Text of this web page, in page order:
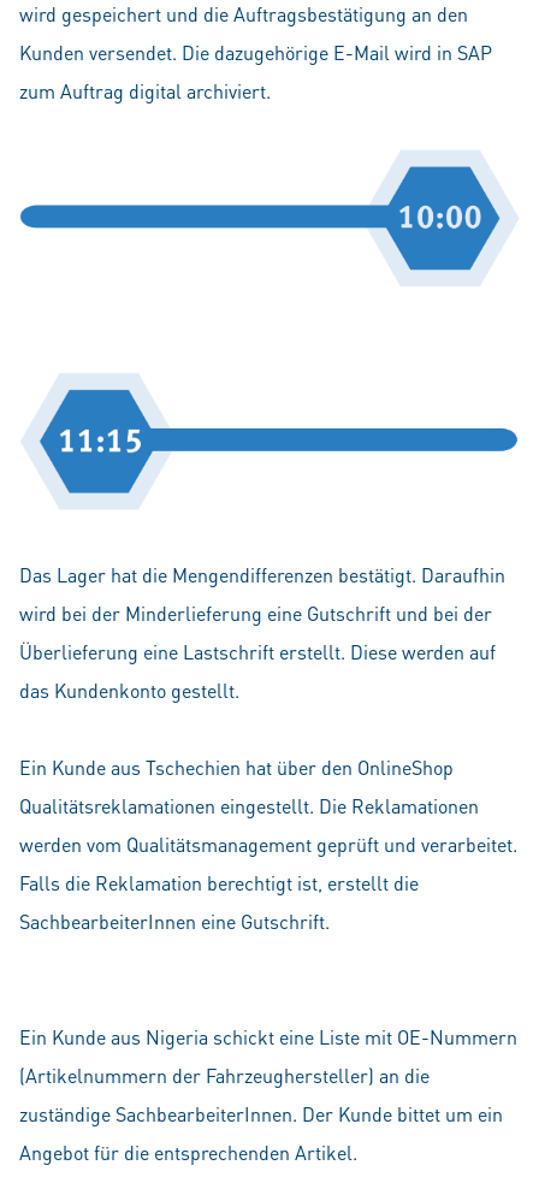
wird gespeichert und die Auftragsbestätigung an den
Kunden versendet. Die dazugehörige E-Mail wird in SAP
zum Auftrag digital archiviert.
Das Lager hat die Mengendifferenzen bestätigt. Daraufhin
wird bei der Minderlieferung eine Gutschrift und bei der
Überlieferung eine Lastschrift erstellt. Diese werden auf
das Kundenkonto gestellt.
Ein Kunde aus Tschechien hat über den OnlineShop
Qualitätsreklamationen eingestellt. Die Reklamationen
werden vom Qualitätsmanagement geprüft und verarbeitet.
Falls die Reklamation berechtigt ist, erstellt die
SachbearbeiterInnen eine Gutschrift.
Ein Kunde aus Nigeria schickt eine Liste mit OE-Nummern
(Artikelnummern der Fahrzeughersteller) an die
zuständige SachbearbeiterInnen. Der Kunde bittet um ein
Angebot für die entsprechenden Artikel.